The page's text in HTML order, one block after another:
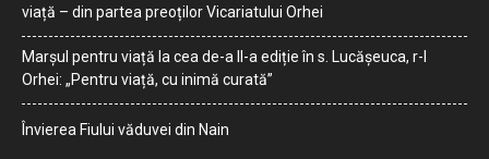
viață – din partea preoților Vicariatului Orhei
Marșul pentru viață la cea de-a II-a ediție în s. Lucășeuca, r-l
Orhei: „Pentru viață, cu inimă curată”
Învierea Fiului văduvei din Nain